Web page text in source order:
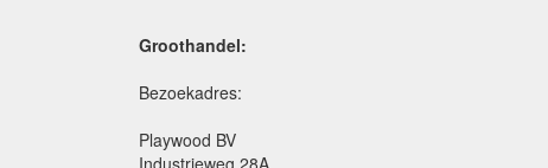
Groothandel:
Bezoekadres:
Playwood BV
Industrieweg 28A